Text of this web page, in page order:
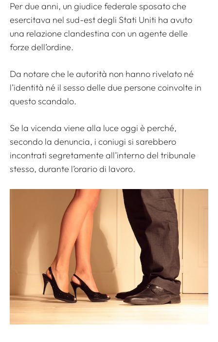
Per due anni, un giudice federale sposato che
esercitava nel sud-est degli Stati Uniti ha avuto
una relazione clandestina con un agente delle
forze dell’ordine.
Da notare che le autorità non hanno rivelato né
l’identità né il sesso delle due persone coinvolte in
questo scandalo.
Se la vicenda viene alla luce oggi è perché,
secondo la denuncia, i coniugi si sarebbero
incontrati segretamente all’interno del tribunale
stesso, durante l’orario di lavoro.